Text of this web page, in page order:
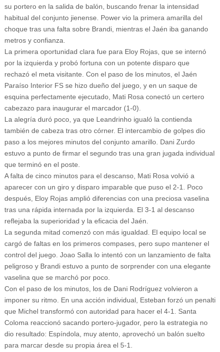
su portero en la salida de balón, buscando frenar la intensidad
habitual del conjunto jienense. Power vio la primera amarilla del
choque tras una falta sobre Brandi, mientras el Jaén iba ganando
metros y confianza.
La primera oportunidad clara fue para Eloy Rojas, que se internó
por la izquierda y probó fortuna con un potente disparo que
rechazó el meta visitante. Con el paso de los minutos, el Jaén
Paraíso Interior FS se hizo dueño del juego, y en un saque de
esquina perfectamente ejecutado, Mati Rosa conectó un certero
cabezazo para inaugurar el marcador (1-0).
La alegría duró poco, ya que Leandrinho igualó la contienda
también de cabeza tras otro córner. El intercambio de golpes dio
paso a los mejores minutos del conjunto amarillo. Dani Zurdo
estuvo a punto de firmar el segundo tras una gran jugada individual
que terminó en el poste.
A falta de cinco minutos para el descanso, Mati Rosa volvió a
aparecer con un giro y disparo imparable que puso el 2-1. Poco
después, Eloy Rojas amplió diferencias con una preciosa vaselina
tras una rápida internada por la izquierda. El 3-1 al descanso
reflejaba la superioridad y la eficacia del Jaén.
La segunda mitad comenzó con más igualdad. El equipo local se
cargó de faltas en los primeros compases, pero supo mantener el
control del juego. Joao Salla lo intentó con un lanzamiento de falta
peligroso y Brandi estuvo a punto de sorprender con una elegante
vaselina que se marchó por poco.
Con el paso de los minutos, los de Dani Rodríguez volvieron a
imponer su ritmo. En una acción individual, Esteban forzó un penalti
que Michel transformó con autoridad para hacer el 4-1. Santa
Coloma reaccionó sacando portero-jugador, pero la estrategia no
dio resultado: Espíndola, muy atento, aprovechó un balón suelto
para marcar desde su propia área el 5-1.